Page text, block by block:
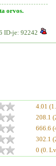
orvos.
ID-je: 92242
4.01
208.1
666.6
302.1
0 (0.